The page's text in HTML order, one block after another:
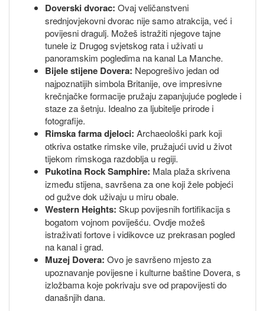
Doverski dvorac: Ovaj veličanstveni
srednjovjekovni dvorac nije samo atrakcija, već i
povijesni dragulj. Možeš istražiti njegove tajne
tunele iz Drugog svjetskog rata i uživati u
panoramskim pogledima na kanal La Manche.
Bijele stijene Dovera: Nepogrešivo jedan od
najpoznatijih simbola Britanije, ove impresivne
krečnjačke formacije pružaju zapanjujuće poglede i
staze za šetnju. Idealno za ljubitelje prirode i
fotografije.
Rimska farma djeloci: Archaeološki park koji
otkriva ostatke rimske vile, pružajući uvid u život
tijekom rimskoga razdoblja u regiji.
Pukotina Rock Samphire: Mala plaža skrivena
između stijena, savršena za one koji žele pobjeći
od gužve dok uživaju u miru obale.
Western Heights: Skup povijesnih fortifikacija s
bogatom vojnom poviješću. Ovdje možeš
istraživati fortove i vidikovce uz prekrasan pogled
na kanal i grad.
Muzej Dovera: Ovo je savršeno mjesto za
upoznavanje povijesne i kulturne baštine Dovera, s
izložbama koje pokrivaju sve od prapovijesti do
današnjih dana.